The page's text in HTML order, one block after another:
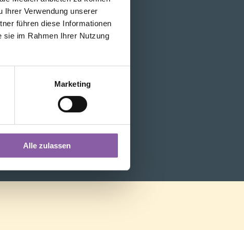
Ihrer Verwendung unserer
führen diese Informationen
sie im Rahmen Ihrer Nutzung
Marketing
Alle zulassen